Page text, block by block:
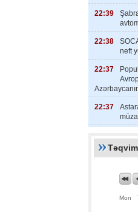
22:39
22:38
neft
22:37
22:37
Təqvim
Mon